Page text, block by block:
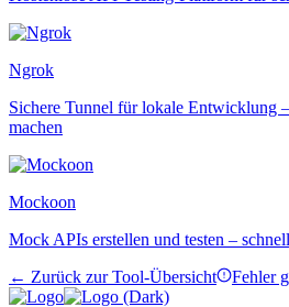
Ngrok
Sichere Tunnel für lokale Entwicklung
machen
Mockoon
Mock APIs erstellen und testen –
← Zurück zur Tool-Übersicht
Fehler